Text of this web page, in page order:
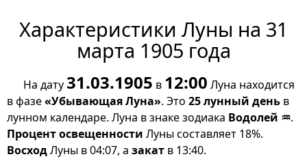
Характеристики Луны на 31
марта 1905 года
На дату31.03.1905 в 12:00 Луна находится
в фазе«Убывающая Луна». Это 25 лунный день в
лунном календаре. Луна в знаке зодиака Водолей ♒.
Процент освещенности Луны составляет 18%.
ВосходЛуны в 04:07, а закат в 13:40.